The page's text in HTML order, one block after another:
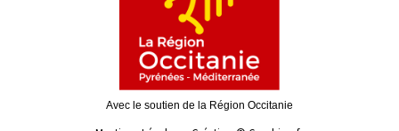
Avec le soutien de la Région Occitanie